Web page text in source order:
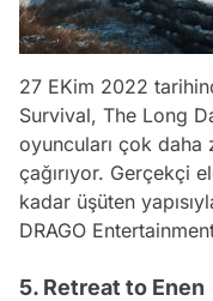
27 EKim 2022
Survival, The Long
oyuncuları çok daha
çağırıyor. Gerçekçi
kadar üşüten
DRAGO
5. Retreat to Enen